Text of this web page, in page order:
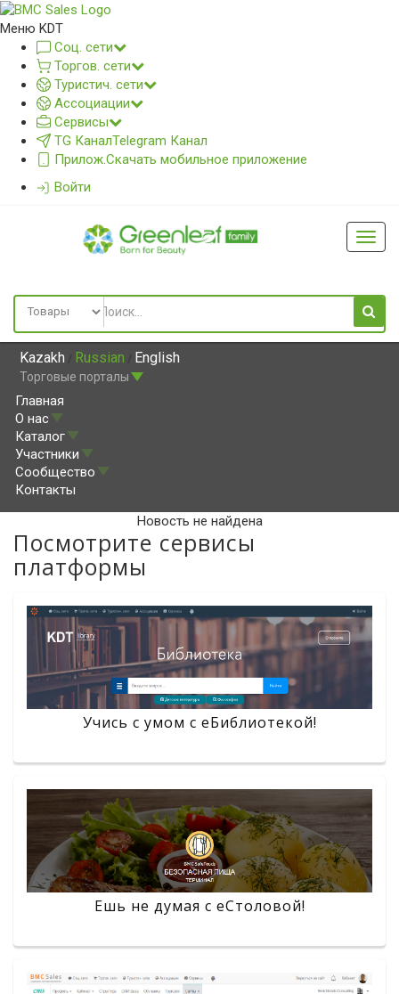
Меню KDT
Соц. сети
Торгов. сети
Туристич. сети
Ассоциации
Сервисы
TG КаналTelegram Канал
Прилож.Скачать мобильное приложение
Войти
меню
Kazakh / Russian / English
Торговые порталы
Главная
О нас
Каталог
Участники
Сообщество
Контакты
Новость не найдена
Посмотрите сервисы
платформы
Учись с умом с eБиблиотекой!
Ешь не думая с eСтоловой!